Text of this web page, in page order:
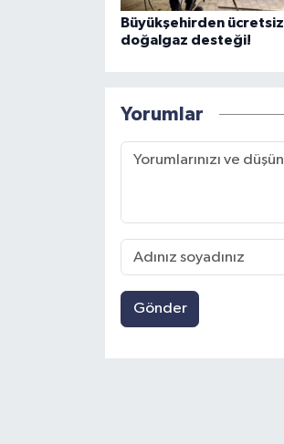
Büyükşehirden ücretsiz
doğalgaz desteği!
Yorumlar
Gönder